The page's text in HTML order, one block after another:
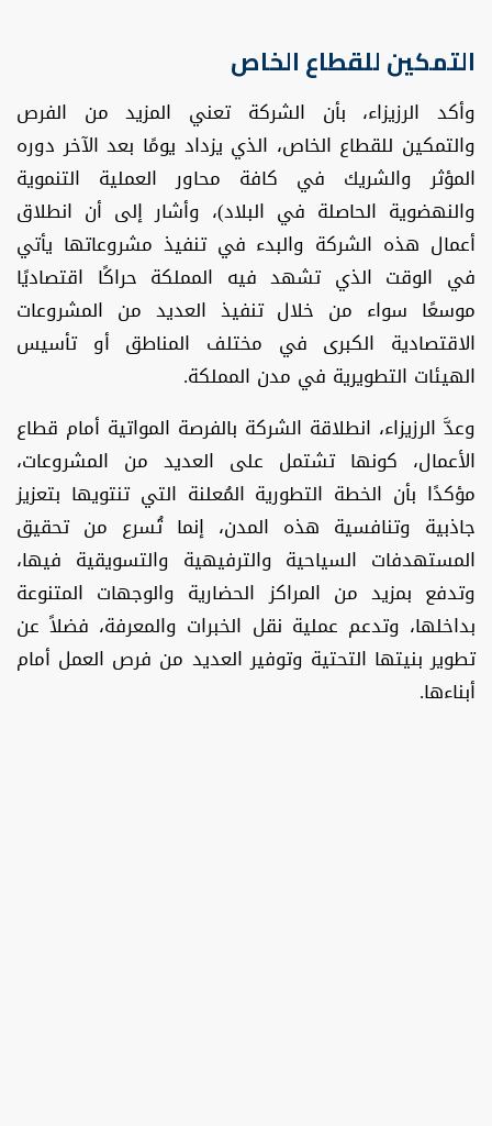
التمكين للقطاع الخاص
وأكد الرزيزاء، بأن الشركة تعني المزيد من الفرص
والتمكين للقطاع الخاص، الذي يزداد يومًا بعد الآخر دوره
المؤثر والشريك في كافة محاور العملية التنموية
والنهضوية الحاصلة في البلاد)، وأشار إلى أن انطلاق
أعمال هذه الشركة والبدء في تنفيذ مشروعاتها يأتي
في الوقت الذي تشهد فيه المملكة حراكًا اقتصاديًا
موسعًا سواء من خلال تنفيذ العديد من المشروعات
الاقتصادية الكبرى في مختلف المناطق أو تأسيس
الهيئات التطويرية في مدن المملكة.
وعدَّ الرزيزاء، انطلاقة الشركة بالفرصة المواتية أمام قطاع
الأعمال، كونها تشتمل على العديد من المشروعات،
مؤكدًا بأن الخطة التطورية المُعلنة التي تنتويها بتعزيز
جاذبية وتنافسية هذه المدن، إنما تُسرع من تحقيق
المستهدفات السياحية والترفيهية والتسويقية فيها،
وتدفع بمزيد من المراكز الحضارية والوجهات المتنوعة
بداخلها، وتدعم عملية نقل الخبرات والمعرفة، فضلاً عن
تطوير بنيتها التحتية وتوفير العديد من فرص العمل أمام
أبناءها.